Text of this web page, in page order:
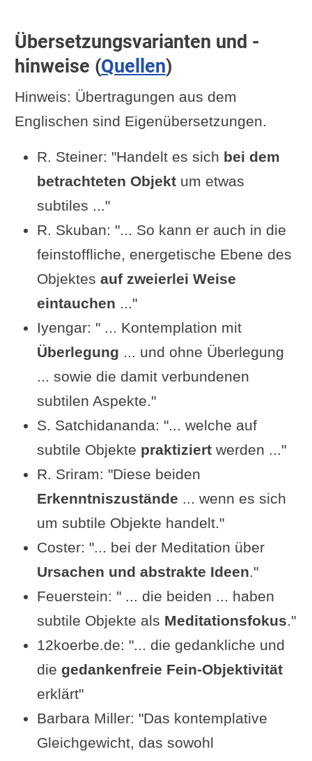
Übersetzungsvarianten und -
hinweise (Quellen)
Hinweis: Übertragungen aus dem
Englischen sind Eigenübersetzungen.
R. Steiner: "Handelt es sich bei dem
betrachteten Objektum etwas
subtiles ..."
R. Skuban: "... So kann er auch in die
feinstoffliche, energetische Ebene des
Objektes auf zweierlei Weise
eintauchen ..."
Iyengar: " ... Kontemplation mit
Überlegung ... und ohne Überlegung
... sowie die damit verbundenen
subtilen Aspekte."
S. Satchidananda: "... welche auf
subtile Objekte praktiziertwerden ..."
R. Sriram: "Diese beiden
Erkenntniszustände ... wenn es sich
um subtile Objekte handelt."
Coster: "... bei der Meditation über
Ursachen und abstrakte Ideen."
Feuerstein: " ... die beiden ... haben
subtile Objekte als Meditationsfokus."
12koerbe.de: "... die gedankliche und
die gedankenfreie Fein-Objektivität
erklärt"
Barbara Miller: "Das kontemplative
Gleichgewicht, das sowohl